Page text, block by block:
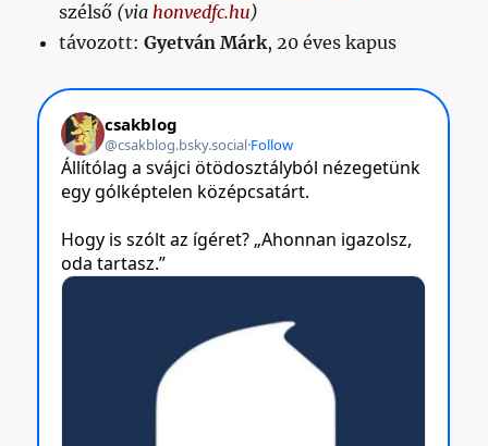
szélső (viahonvedfc.hu)
távozott:Gyetván Márk, 20 éves kapus